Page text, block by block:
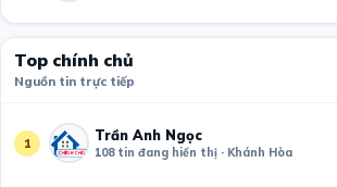
Top chính chủ
Nguồn tin trực tiếp
1 Trần Anh Ngọc
108 tin đang hiển thị · Khánh Hòa